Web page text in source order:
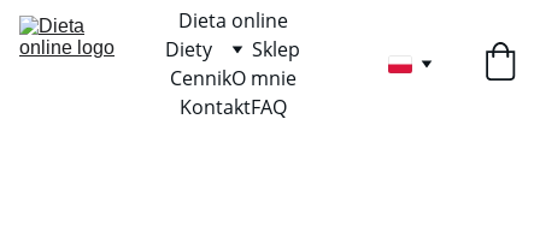
Dieta online
Diety
Sklep
CennikO mnie
KontaktFAQ